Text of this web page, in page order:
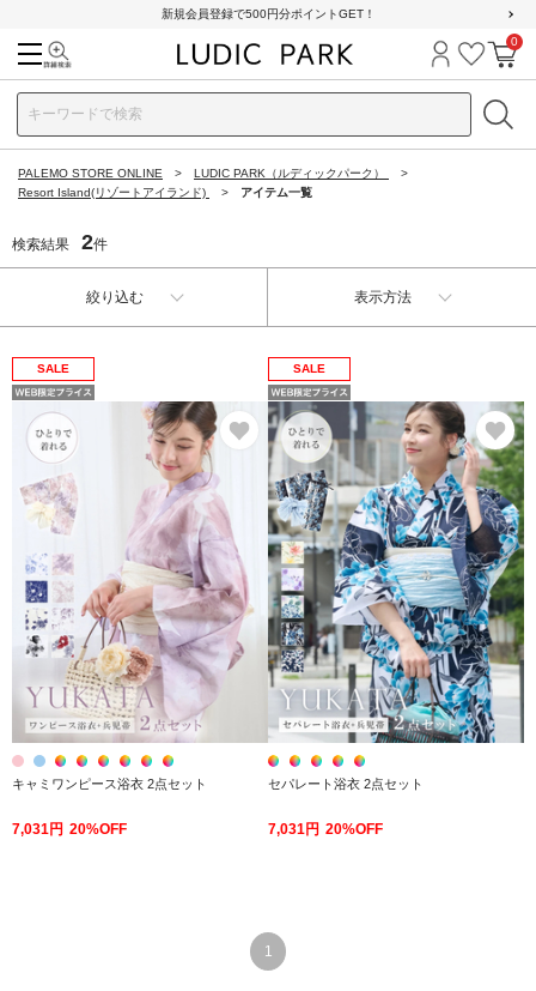
新規会員登録で500円分ポイントGET！
ログイン
お気に
カ
0
PALEMO STORE ONLINE
LUDIC PARK（ルディックパーク）
Resort Island(リゾートアイランド)
アイテム一覧
検索結果 2件
絞り込む 表示方法
SALE
お気に入り
キャミワンピース浴衣 2点セット
7,031円 20%OFF
SALE
お
セパレート浴衣 2点セット
7,031円 20%OFF
1